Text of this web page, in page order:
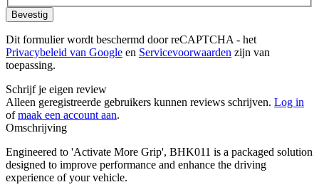
Bevestig
Dit formulier wordt beschermd door reCAPTCHA - het
Privacybeleid van Google en Servicevoorwaarden zijn van
toepassing.
Schrijf je eigen review
Alleen geregistreerde gebruikers kunnen reviews schrijven. Log in
ofmaak een account aan.
Omschrijving
Engineered to 'Activate More Grip', BHK011 is a packaged solution
designed to improve performance and enhance the driving
experience of your vehicle.